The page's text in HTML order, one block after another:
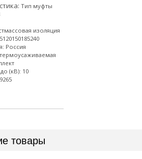
Тип муфты
изоляция
120150185240
Россия
(кВ): 10
товары